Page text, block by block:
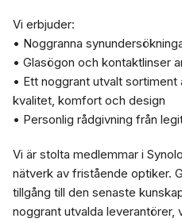
Vi erbjuder:
• Noggranna
• Glasögon och kontaktlinser
• Ett noggrant utvalt
kvalitet, komfort och design
• Personlig rådgivning från
Vi är stolta medlemmar i
nätverk av fristående optiker.
tillgång till den senaste
noggrant utvalda leverantörer,